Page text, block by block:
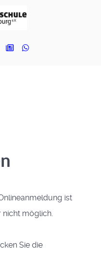
ist
nicht möglich.
Sie die